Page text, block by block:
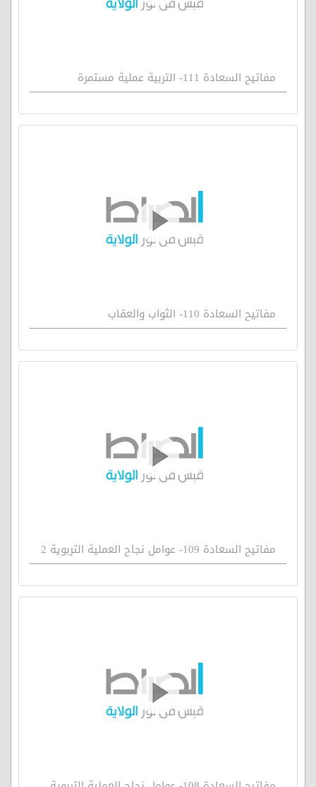
مفاتيح السعادة 111- التربية عملية مستمرة
مفاتيح السعادة 110- الثواب والعقاب
مفاتيح السعادة 109- عوامل نجاح العملية التربوية 2